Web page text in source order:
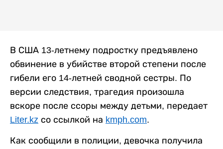
В США 13-летнему подростку предъявлено
обвинение в убийстве второй степени после
гибели его 14-летней сводной сестры. По
версии следствия, трагедия произошла
вскоре после ссоры между детьми, передает
Liter.kz со ссылкой на kmph.com.
Как сообщили в полиции, девочка получила